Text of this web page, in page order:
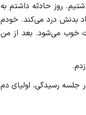
روز حادثه داشتم به
بدنش درد می‌کند. خودم
خوب می‌شود. بعد از من
کیفری استان تهران رفت. در جلسه رسیدگی، اولیای دم